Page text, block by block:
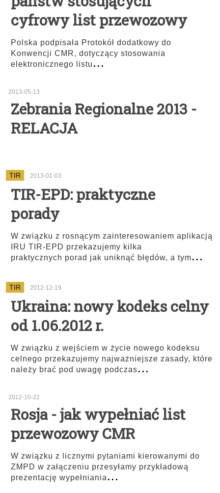
cyfrowy list przewozowy
Polska podpisała Protokół dodatkowy do
Konwencji CMR, dotyczący stosowania
elektronicznego listu...
2013-05-13
Zebrania Regionalne 2013 -
RELACJA
TIR 2013-01-03
TIR-EPD: praktyczne
porady
W związku z rosnącym zainteresowaniem aplikacją
IRU TIR-EPD przekazujemy kilka
praktycznych porad jak uniknąć błędów, a tym...
TIR 2012-12-19
Ukraina: nowy kodeks celny
od 1.06.2012 r.
W związku z wejściem w życie nowego kodeksu
celnego przekazujemy najważniejsze zasady, które
należy brać pod uwagę podczas...
2012-10-22
Rosja - jak wypełniać list
przewozowy CMR
W związku z licznymi pytaniami kierowanymi do
ZMPD w załączeniu przesyłamy przykładową
prezentację wypełniania...